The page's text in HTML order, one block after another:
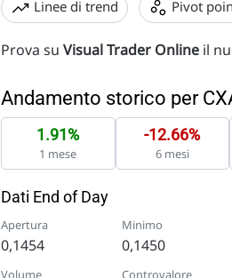
Linee di trend Pivot
Prova su Visual Trader Online il
Andamento storico per
1.91%
1 mese
-12.66%
6 mesi
Dati End of Day
Apertura
0,1454
Minimo
0,1450
Volume Controvalore